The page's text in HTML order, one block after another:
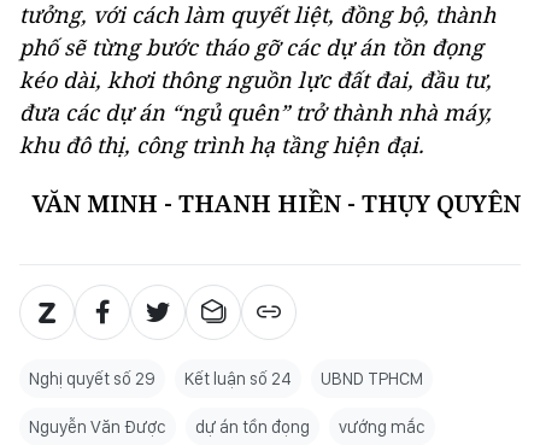
tưởng, với cách làm quyết liệt, đồng bộ, thành
phố sẽ từng bước tháo gỡ các dự án tồn đọng
kéo dài, khơi thông nguồn lực đất đai, đầu tư,
đưa các dự án “ngủ quên” trở thành nhà máy,
khu đô thị, công trình hạ tầng hiện đại.
VĂN MINH - THANH HIỀN - THỤY QUYÊN
Nghị quyết số 29 Kết luận số 24 UBND TPHCM
Nguyễn Văn Được dự án tồn đọng vướng mắc